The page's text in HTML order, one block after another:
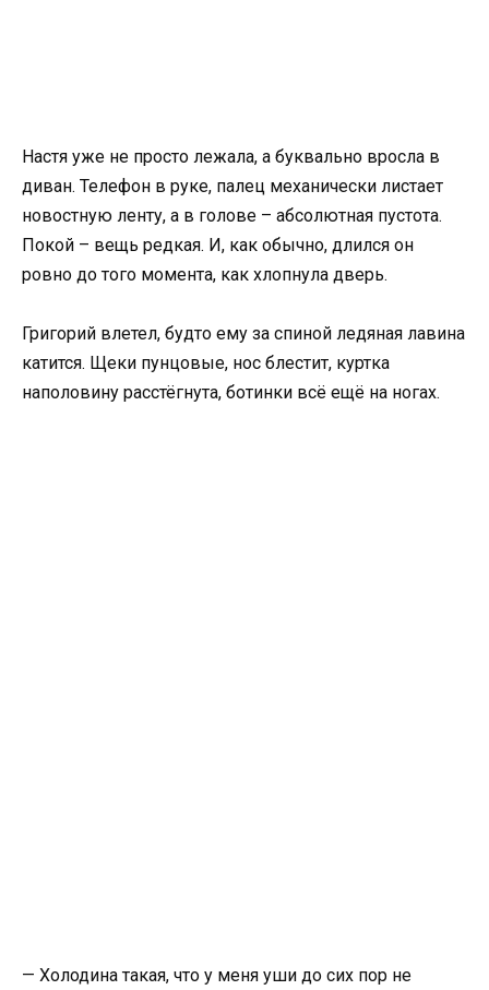
Настя уже не просто лежала, а буквально вросла в
диван. Телефон в руке, палец механически листает
новостную ленту, а в голове – абсолютная пустота.
Покой – вещь редкая. И, как обычно, длился он
ровно до того момента, как хлопнула дверь.
Григорий влетел, будто ему за спиной ледяная лавина
катится. Щеки пунцовые, нос блестит, куртка
наполовину расстёгнута, ботинки всё ещё на ногах.
— Холодина такая, что у меня уши до сих пор не